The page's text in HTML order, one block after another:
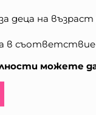
деца на възраст
в съответствие
можете